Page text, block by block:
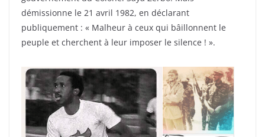
démissionne le 21 avril 1982, en déclarant
publiquement : « Malheur à ceux qui bâillonnent le
peuple et cherchent à leur imposer le silence ! ».